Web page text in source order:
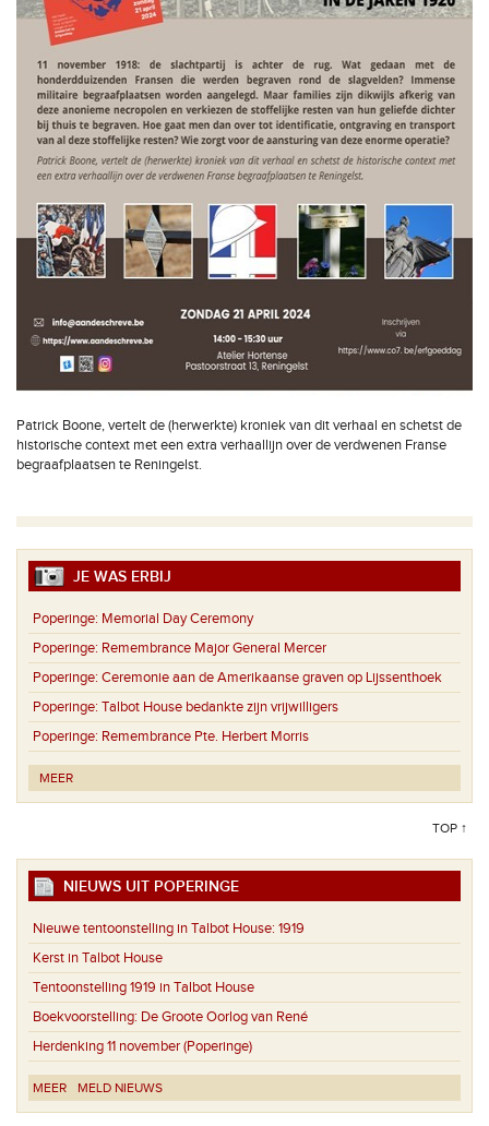
Patrick Boone, vertelt de (herwerkte) kroniek van dit verhaal en schetst de
historische context met een extra verhaallijn over de verdwenen Franse
begraafplaatsen te Reningelst.
JE WAS ERBIJ
Poperinge: Memorial Day Ceremony
Poperinge: Remembrance Major General Mercer
Poperinge: Ceremonie aan de Amerikaanse graven op Lijssenthoek
Poperinge: Talbot House bedankte zijn vrijwilligers
Poperinge: Remembrance Pte. Herbert Morris
MEER
TOP ↑
NIEUWS UIT POPERINGE
Nieuwe tentoonstelling in Talbot House: 1919
Kerst in Talbot House
Tentoonstelling 1919 in Talbot House
Boekvoorstelling: De Groote Oorlog van René
Herdenking 11 november (Poperinge)
MEER MELD NIEUWS